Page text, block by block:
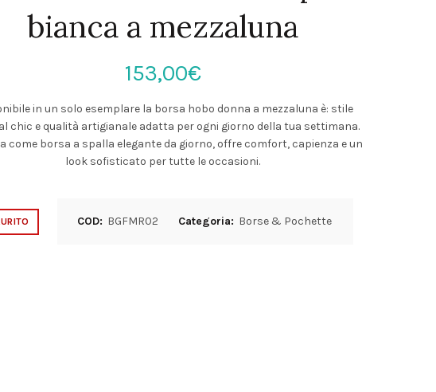
bianca a mezzaluna
153,00€
in un solo esemplare la borsa hobo donna a mezzaluna è: stile
chic e qualità artigianale adatta per ogni giorno della tua settimana.
come borsa a spalla elegante da giorno, offre comfort, capienza e un
look sofisticato per tutte le occasioni.
COD: BGFMR02 Categoria: Borse & Pochette